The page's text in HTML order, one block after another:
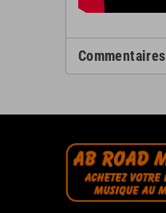
Commentaires